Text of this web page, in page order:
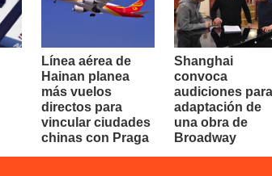
Línea aérea de
Hainan planea
más vuelos
directos para
vincular ciudades
chinas con Praga
Shanghai
convoca
audiciones
adaptación de
una obra de
Broadway